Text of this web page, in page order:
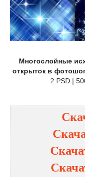
Многослойные
открыток в
2 PSD |